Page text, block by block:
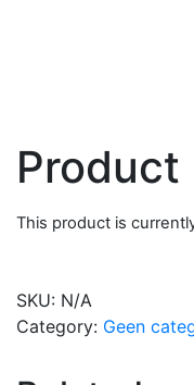
Product
This product is
SKU: N/A
Category: Geen